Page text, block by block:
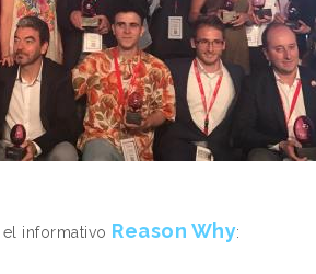
informativo Reason Why: